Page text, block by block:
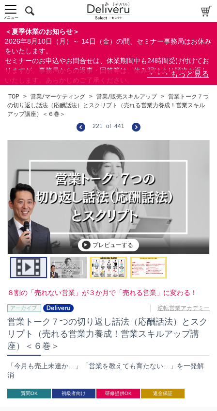
＜夏季休業のお知らせ＞
2026年8月10日（月）～ 14日（金）の間、セミナー事務局はお休み
をいたします。
セミナーのお申込やお問合せは、休業期間中も24時間受け付けてお
りますが、事務局からの返事・回答等は、休み明けより順次お返し
いたします。あらかじめご了承ください。
ができます。
メニュー
TOP > 営業/マーケティング > 営業/販売スキルアップ > 営業トーク７つ
の切り返し話法（応酬話法）とスクリプト（売れる営業力養成！営業スキル
アップ講座）＜６巻＞
221 of 441
プレビューする
８割の「売れない営業」が３か月で「売れる営業」に変わる！
逆転営業アカデミー
営業トーク７つの切り返し話法（応酬話法）とスク
リプト（売れる営業力養成！営業スキルアップ講
座）＜６巻＞
「今月も売上未達か…」「営業を教えても育たない…」を一発解
消
質問OK 初級者向け 研修提供OK 返金保証